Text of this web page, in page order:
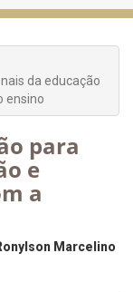
da educação
ensino
para
e
a
Marcelino